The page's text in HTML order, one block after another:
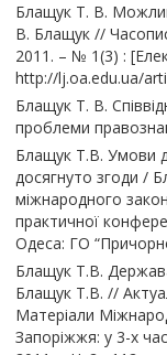
Блащук Т. В.
В. Блащук //
2011. – № 1(3) :
http://lj.oa.edu.ua/
Блащук Т. В.
проблеми
Блащук Т.В. Умови
досягнуто згоди /
міжнародного
практичної
Одеса: ГО
Блащук Т.В.
Блащук Т.В. //
Матеріали
Запоріжжя: у 3-х